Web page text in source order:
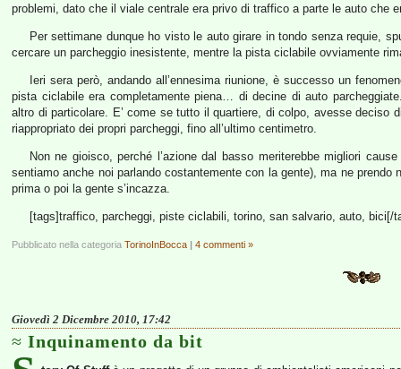
problemi, dato che il viale centrale era privo di traffico a parte le auto che
Per settimane dunque ho visto le auto girare in tondo senza requie,
cercare un parcheggio inesistente, mentre la pista ciclabile ovviamente
Ieri sera però, andando all’ennesima riunione, è successo un
pista ciclabile era completamente piena… di decine di auto
altro di particolare. E’ come se tutto il quartiere, di colpo, avesse deciso
riappropriato dei propri parcheggi, fino all’ultimo centimetro.
Non ne gioisco, perché l’azione dal basso meriterebbe migliori
sentiamo anche noi parlando costantemente con la gente), ma ne
prima o poi la gente s’incazza.
[tags]traffico, parcheggi, piste ciclabili, torino, san salvario, auto, bici[/
Pubblicato nella categoria TorinoInBocca | 4 commenti »
Giovedì 2 Dicembre 2010, 17:42
Inquinamento da bit